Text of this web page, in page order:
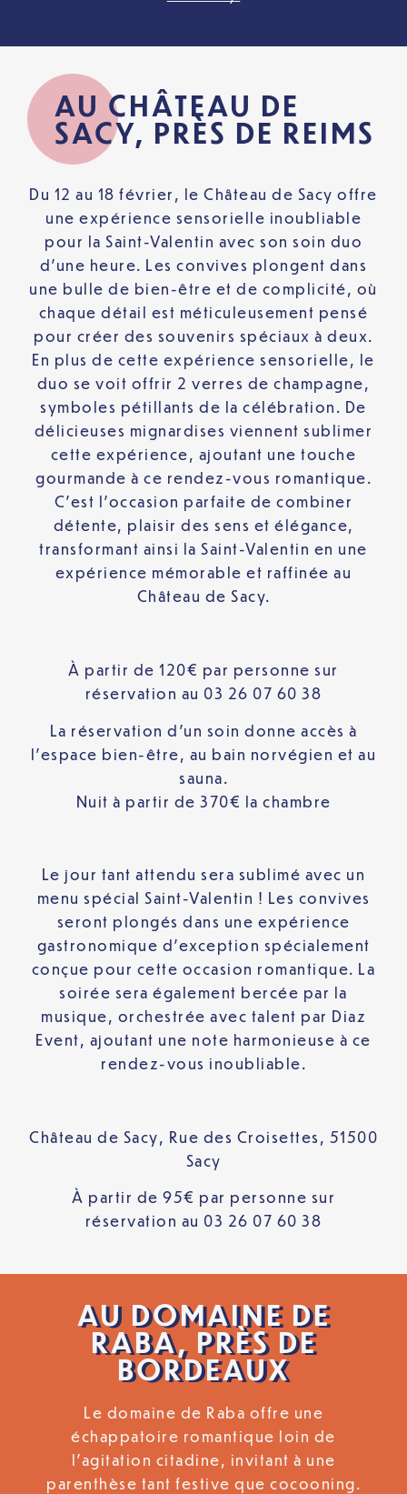
AU CHÂTEAU DE
SACY, PRÈS DE REIMS
Du 12 au 18 février, le Château de Sacy offre
une expérience sensorielle inoubliable
pour la Saint-Valentin avec son soin duo
d’une heure. Les convives plongent dans
une bulle de bien-être et de complicité, où
chaque détail est méticuleusement pensé
pour créer des souvenirs spéciaux à deux.
En plus de cette expérience sensorielle, le
duo se voit offrir 2 verres de champagne,
symboles pétillants de la célébration. De
délicieuses mignardises viennent sublimer
cette expérience, ajoutant une touche
gourmande à ce rendez-vous romantique.
C’est l’occasion parfaite de combiner
détente, plaisir des sens et élégance,
transformant ainsi la Saint-Valentin en une
expérience mémorable et raffinée au
Château de Sacy.
À partir de 120€ par personne sur
réservation au 03 26 07 60 38
La réservation d’un soin donne accès à
l’espace bien-être, au bain norvégien et au
sauna.
Nuit à partir de 370€ la chambre
Le jour tant attendu sera sublimé avec un
menu spécial Saint-Valentin ! Les convives
seront plongés dans une expérience
gastronomique d’exception spécialement
conçue pour cette occasion romantique. La
soirée sera également bercée par la
musique, orchestrée avec talent par Diaz
Event, ajoutant une note harmonieuse à ce
rendez-vous inoubliable.
Château de Sacy, Rue des Croisettes, 51500
Sacy
À partir de 95€ par personne sur
réservation au 03 26 07 60 38
AU DOMAINE DE
RABA, PRÈS DE
BORDEAUX
Le domaine de Raba offre une
échappatoire romantique loin de
l’agitation citadine, invitant à une
parenthèse tant festive que cocooning.